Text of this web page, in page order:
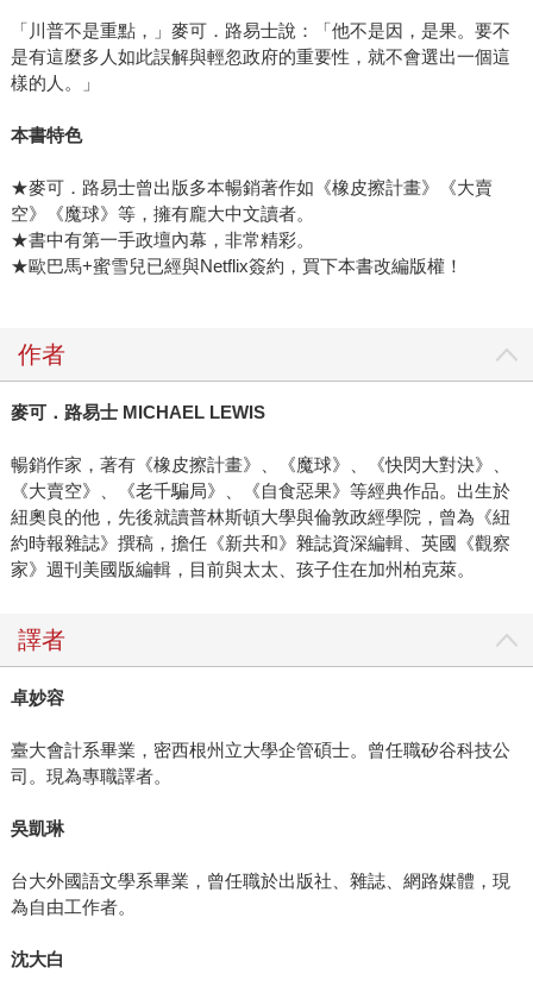
「川普不是重點，」麥可．路易士說：「他不是因，是果。要不
是有這麼多人如此誤解與輕忽政府的重要性，就不會選出一個這
樣的人。」
本書特色
★麥可．路易士曾出版多本暢銷著作如《橡皮擦計畫》《大賣
空》《魔球》等，擁有龐大中文讀者。
★書中有第一手政壇內幕，非常精彩。
★歐巴馬+蜜雪兒已經與Netflix簽約，買下本書改編版權！
作者
麥可．路易士 MICHAEL LEWIS
暢銷作家，著有《橡皮擦計畫》、《魔球》、《快閃大對決》、
《大賣空》、《老千騙局》、《自食惡果》等經典作品。出生於
紐奧良的他，先後就讀普林斯頓大學與倫敦政經學院，曾為《紐
約時報雜誌》撰稿，擔任《新共和》雜誌資深編輯、英國《觀察
家》週刊美國版編輯，目前與太太、孩子住在加州柏克萊。
譯者
卓妙容
臺大會計系畢業，密西根州立大學企管碩士。曾任職矽谷科技公
司。現為專職譯者。
吳凱琳
台大外國語文學系畢業，曾任職於出版社、雜誌、網路媒體，現
為自由工作者。
沈大白